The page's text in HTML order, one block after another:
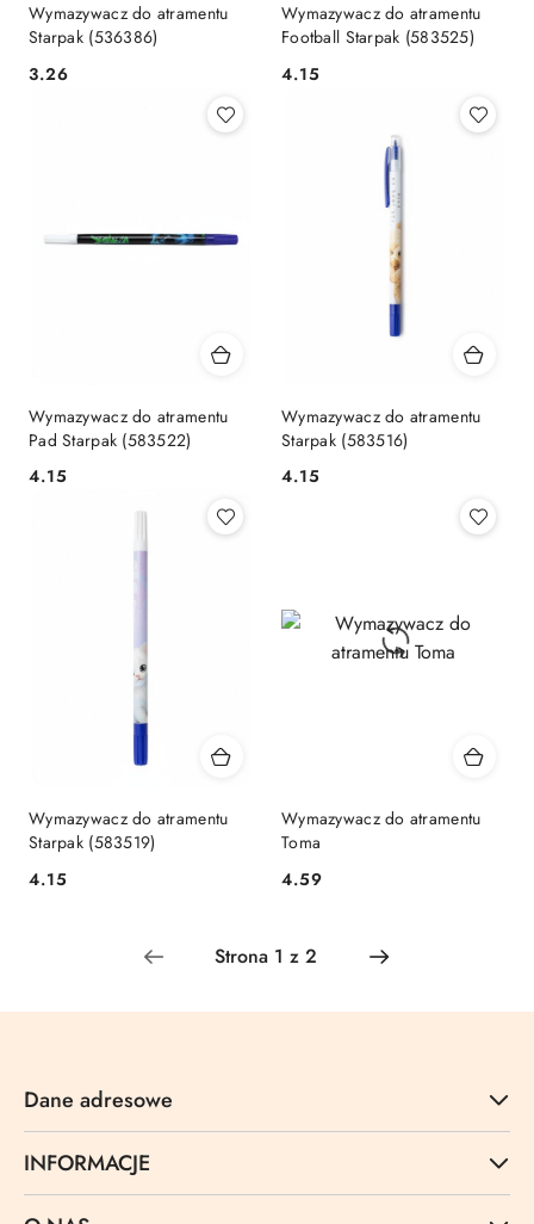
Wymazywacz do atramentu
Starpak (536386)
Cena:
3.26
Wymazywacz do atramentu
Football Starpak (583525)
Cena:
4.15
Wymazywacz do atramentu
Pad Starpak (583522)
Cena:
4.15
Wymazywacz do atramentu
Starpak (583516)
Cena:
4.15
Wymazywacz do atramentu
Starpak (583519)
Cena:
4.15
Wymazywacz do atramentu
Toma
Cena:
4.59
Dane adresowe
INFORMACJE